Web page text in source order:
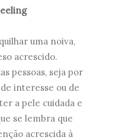
uma noiva,
acrescido.
pessoas, seja por
interesse ou de
a pele cuidada e
se lembra que
acrescida à